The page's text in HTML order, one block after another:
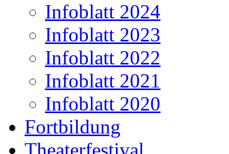
Infoblatt 2024
Infoblatt 2023
Infoblatt 2022
Infoblatt 2021
Infoblatt 2020
Fortbildung
Theaterfestival